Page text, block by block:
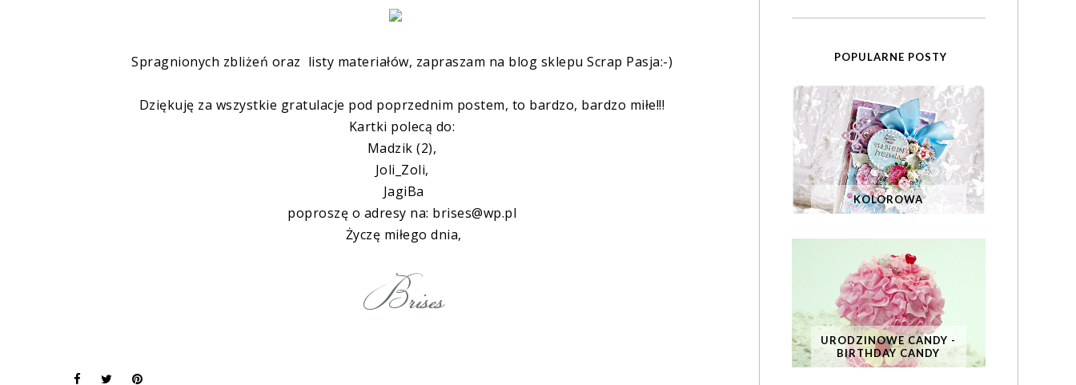
Spragnionych zbliżeń oraz listy materiałów, zapraszam na blog sklepu Scrap Pasja:-)
Dziękuję za wszystkie gratulacje pod poprzednim postem, to bardzo, bardzo miłe!!!
Kartki polecą do:
Madzik (2),
Joli_Zoli,
JagiBa
poproszę o adresy na: brises@wp.pl
Życzę miłego dnia,
POPULARNE POSTY
KOLOROWA
URODZINOWE CANDY -
BIRTHDAY CANDY